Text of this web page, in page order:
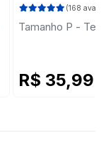
(168
Tamanho P -
R$ 35,99